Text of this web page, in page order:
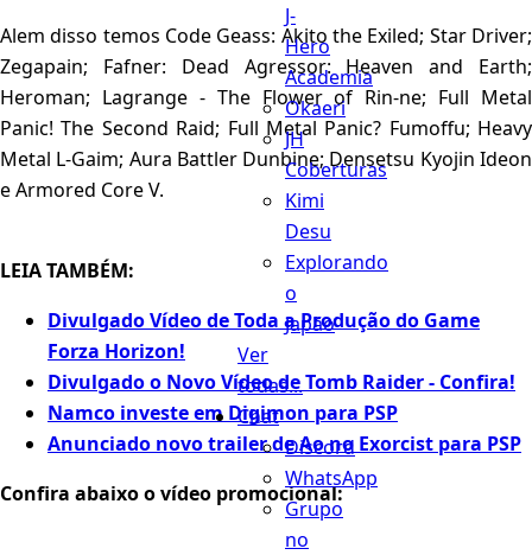
J-
Hero
Academia
Okaeri
JH
Coberturas
Kimi
Desu
Explorando
o
Japão
Ver
todas...
Chat
Discord
WhatsApp
Grupo
no
Alem disso temos Code Geass: Akito the Exiled; Star Driver;
Zegapain; Fafner: Dead Agressor: Heaven and Earth;
Heroman; Lagrange - The Flower of Rin-ne; Full Metal
Panic! The Second Raid; Full Metal Panic? Fumoffu; Heavy
Metal L-Gaim; Aura Battler Dunbine; Densetsu Kyojin Ideon
e Armored Core V.
LEIA TAMBÉM:
Divulgado Vídeo de Toda a Produção do Game
Forza Horizon!
Divulgado o Novo Vídeo de Tomb Raider - Confira!
Namco investe em Digimon para PSP
Anunciado novo trailer de Ao no Exorcist para PSP
Confira abaixo o vídeo promocional: